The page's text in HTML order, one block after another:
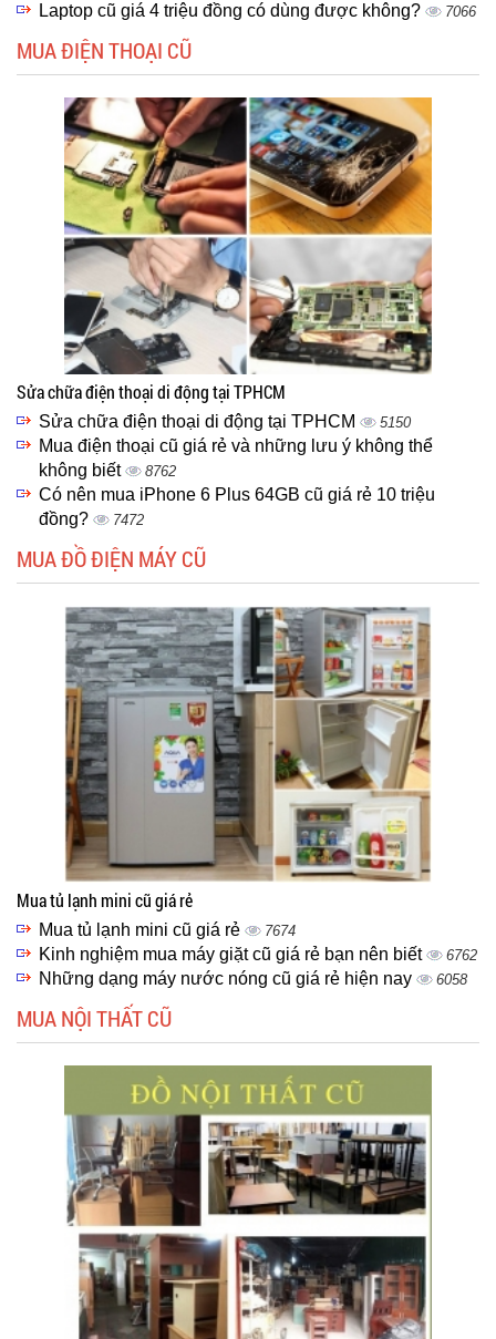
Laptop cũ giá 4 triệu đồng có dùng được không? 7066
MUA ĐIỆN THOẠI CŨ
Sửa chữa điện thoại di động tại TPHCM
Sửa chữa điện thoại di động tại TPHCM 5150
Mua điện thoại cũ giá rẻ và những lưu ý không thể
không biết
8762
Có nên mua iPhone 6 Plus 64GB cũ giá rẻ 10 triệu
đồng?
7472
MUA ĐỒ ĐIỆN MÁY CŨ
Mua tủ lạnh mini cũ giá rẻ
Mua tủ lạnh mini cũ giá rẻ 7674
Kinh nghiệm mua máy giặt cũ giá rẻ bạn nên biết 6762
Những dạng máy nước nóng cũ giá rẻ hiện nay 6058
MUA NỘI THẤT CŨ